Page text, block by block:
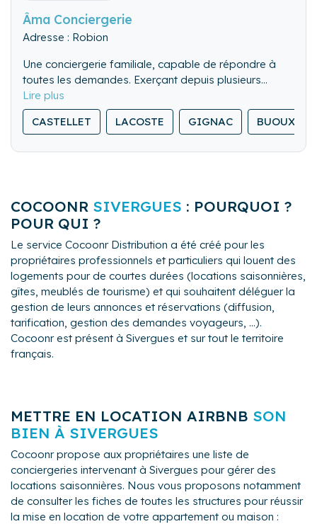
Âma Conciergerie
Adresse : Robion
Une conciergerie familiale, capable de répondre à
toutes les demandes. Exerçant depuis plusieurs
années sur le secteur du Luberon en Immobilier, notre
connaissance sera un réel atout pour vous guider tout
au long de votre projet.
CASTELLET LACOSTE GIGNAC BUOUX
COCOONR SIVERGUES : POURQUOI ?
POUR QUI ?
Le service Cocoonr Distribution a été créé pour les
propriétaires professionnels et particuliers qui louent des
logements pour de courtes durées (locations saisonnières,
gîtes, meublés de tourisme) et qui souhaitent déléguer la
gestion de leurs annonces et réservations (diffusion,
tarification, gestion des demandes voyageurs, ...).
Cocoonr est présent à Sivergues et sur tout le territoire
français.
METTRE EN LOCATION AIRBNB SON
BIEN À SIVERGUES
Cocoonr propose aux propriétaires une liste de
conciergeries intervenant à Sivergues pour gérer des
locations saisonnières. Nous vous proposons notamment
de consulter les fiches de toutes les structures pour réussir
la mise en location de votre appartement ou maison :